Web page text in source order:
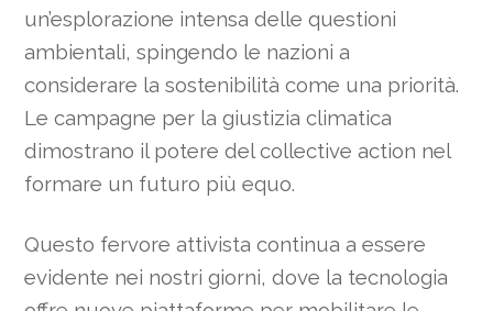
un’esplorazione intensa delle questioni
ambientali, spingendo le nazioni a
considerare la sostenibilità come una priorità.
Le campagne per la giustizia climatica
dimostrano il potere del collective action nel
formare un futuro più equo.
Questo fervore attivista continua a essere
evidente nei nostri giorni, dove la tecnologia